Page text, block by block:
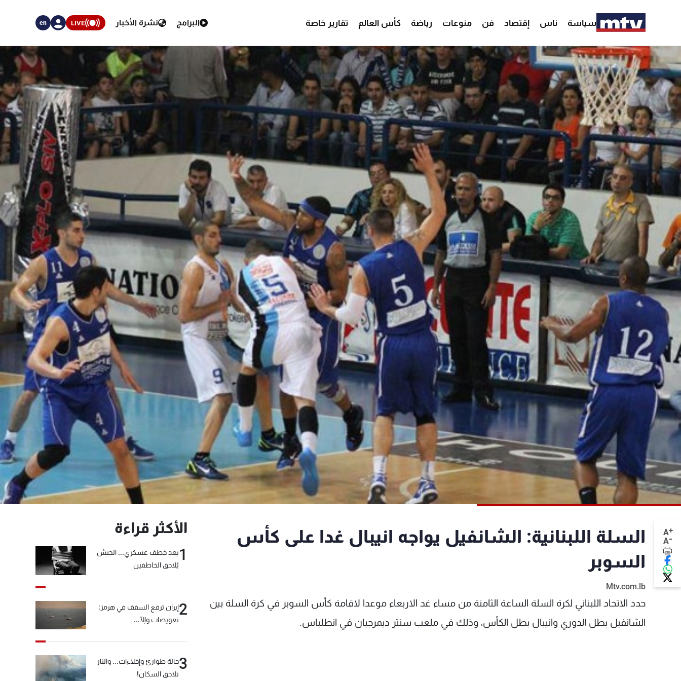
سياسة ناس إقتصاد فن منوعات رياضة كأس العالم تقارير خاصة البرامج نشرة الأخبار LIVE
en
A+
A-
السلة اللبنانية: الشانفيل يواجه انيبال غدا على كأس
السوبر
Mtv.com.lb
حدد الاتحاد اللبناني لكرة السلة الساعة الثامنة من مساء غد الاربعاء موعدا لاقامة كأس السوبر في كرة السلة بين
الشانفيل بطل الدوري وانيبال بطل الكأس، وذلك في ملعب سنتر ديمرجيان في انطلياس.
الأكثر قراءة
1بعد خطف عسكري... الجيش
يُلاحق الخاطفين
2إيران ترفع السقف في هرمز:
تعويضات وإلّا...
3حالة طوارئ وإخلاءات... والنار
تلاحق السكان!